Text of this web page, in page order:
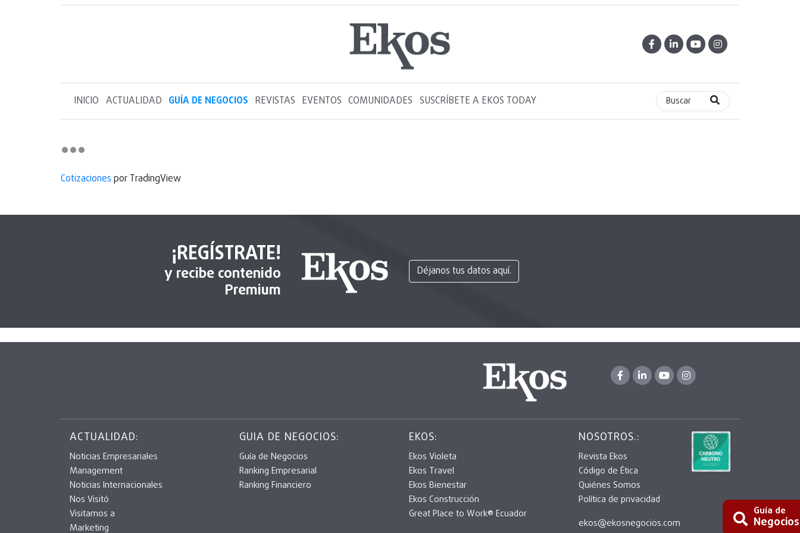
INICIO ACTUALIDAD GUÍA DE NEGOCIOS REVISTAS EVENTOS COMUNIDADES SUSCRÍBETE A EKOS TODAY Buscar
Cotizaciones por TradingView
¡REGÍSTRATE!
y recibe contenido
Premium
Déjanos tus datos aquí.
Guía de
ACTUALIDAD:
Noticias Empresariales
Management
Noticias Internacionales
Nos Visitó
Visitamos a
Marketing
GUIA DE NEGOCIOS:
Guía de Negocios
Ranking Empresarial
Ranking Financiero
EKOS:
Ekos Violeta
Ekos Travel
Ekos Bienestar
Ekos Construcción
Great Place to Work® Ecuador
NOSOTROS.:
Revista Ekos
Código de Ética
Quiénes Somos
Política de privacidad
ekos@ekosnegocios.com